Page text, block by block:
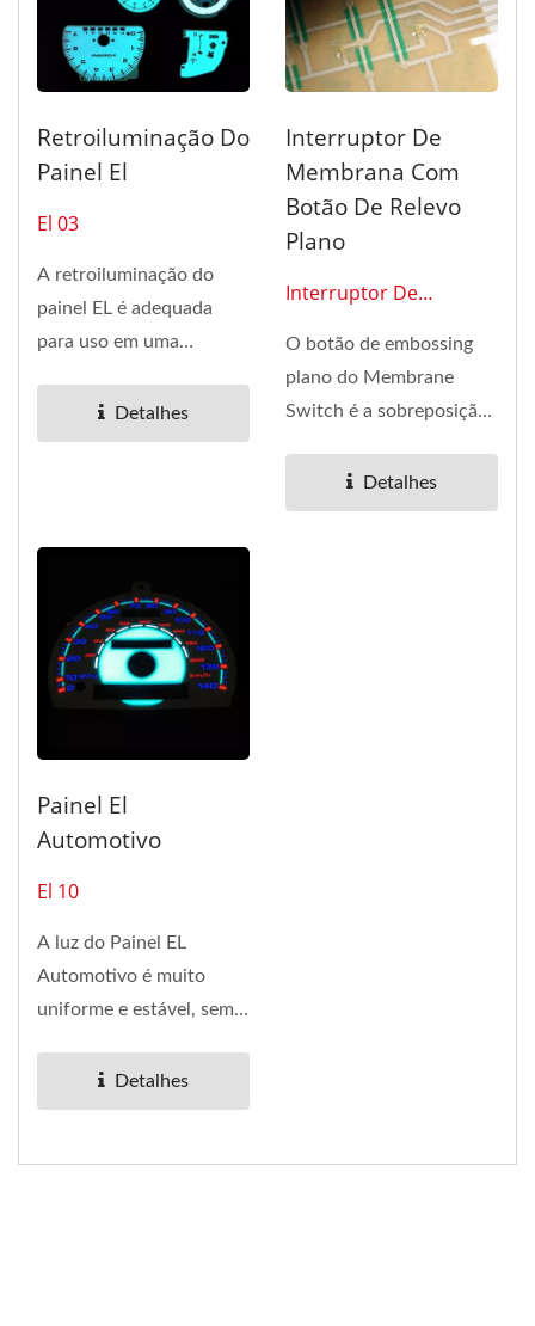
Retroiluminação Do
Painel El
El 03
A retroiluminação do
painel EL é adequada
para uso em uma
dispositivos...Detalhes
Interruptor De
Membrana Com
Botão De Relevo
Plano
Interruptor De
O botão de embossing
plano do Membrane
Switch é a sobreposição
tecnologia...Detalhes
Painel El
Automotivo
El 10
A luz do Painel EL
Automotivo é muito
uniforme e estável, sem
montado...Detalhes